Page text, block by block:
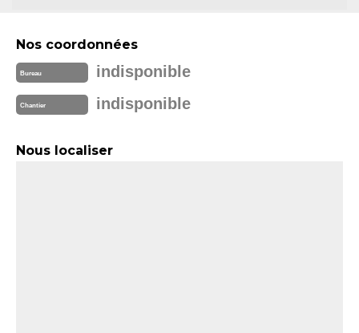
Nos coordonnées
Bureau indisponible
Chantier indisponible
Nous localiser